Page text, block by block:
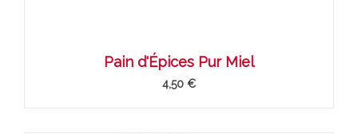
Pain d'Épices Pur Miel
4,50 €